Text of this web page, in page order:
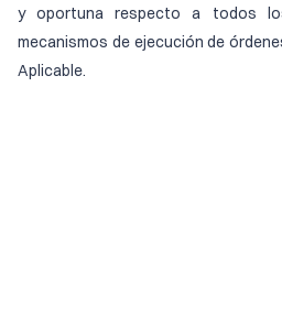
y oportuna respecto a todos
mecanismos de ejecución de
Aplicable.